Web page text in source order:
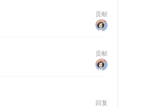
贡献
贡献
回复